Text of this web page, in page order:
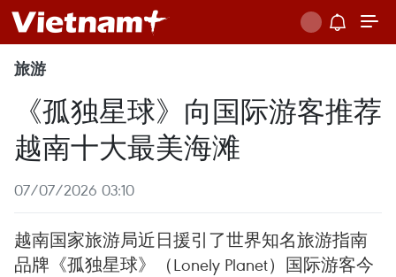
旅游
《孤独星球》向国际游客推荐
越南十大最美海滩
07/07/2026 03:10
越南国家旅游局近日援引了世界知名旅游指南
品牌《孤独星球》（Lonely Planet）国际游客今